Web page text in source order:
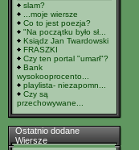
slam?
...moje wiersze
Co to jest poezja?
"Na początku było sł...
Ksiądz Jan Twardowski
FRASZKI
Czy ten portal "umarł"?
Bank
wysokooprocento...
playlista- niezapomn...
Czy są
przechowywane...
Ostatnio dodane
Wiersze